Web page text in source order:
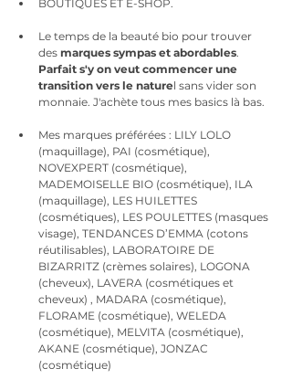
BOUTIQUES ET E-SHOP.
Le temps de la beauté bio pour trouver
des marques sympas et abordables
Parfait s'y on veut commencer une
transition vers le naturel sans vider son
monnaie. J'achète tous mes basics là bas.
Mes marques préférées : LILY LOLO
(maquillage), PAI (cosmétique),
NOVEXPERT (cosmétique),
MADEMOISELLE BIO (cosmétique), ILA
(maquillage), LES HUILETTES
(cosmétiques), LES POULETTES (masques
visage), TENDANCES D’EMMA (cotons
réutilisables), LABORATOIRE DE
BIZARRITZ (crèmes solaires), LOGONA
(cheveux), LAVERA (cosmétiques et
cheveux) , MADARA (cosmétique),
FLORAME (cosmétique), WELEDA
(cosmétique), MELVITA (cosmétique),
AKANE (cosmétique), JONZAC
(cosmétique)